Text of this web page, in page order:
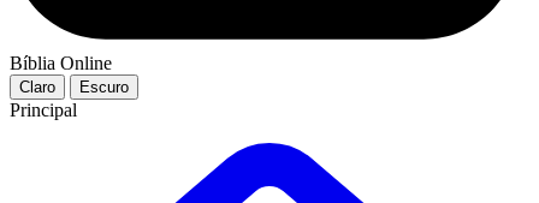
Bíblia Online
Claro Escuro
Principal